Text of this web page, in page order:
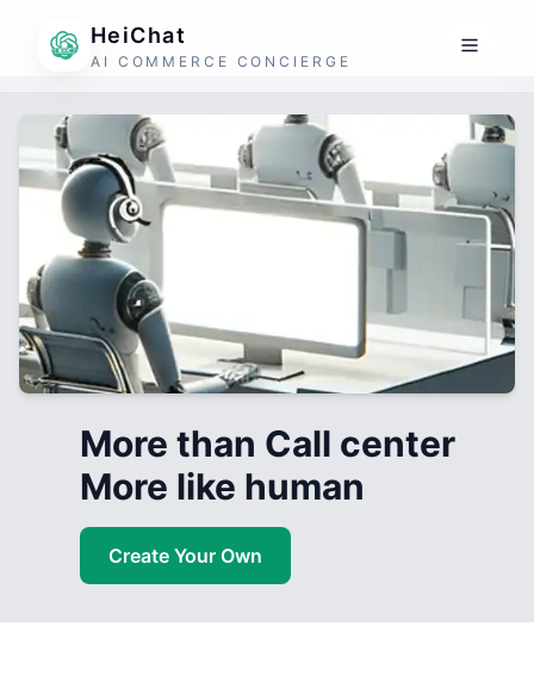
HeiChat
AI COMMERCE CONCIERGE
More than Call center
More like human
Create Your Own